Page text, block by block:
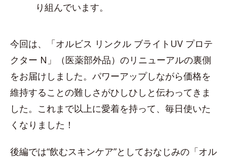
り組んでいます。
今回は、「オルビス リンクル ブライトUV プロテ
クター N」（医薬部外品）のリニューアルの裏側
をお届けしました。パワーアップしながら価格を
維持することの難しさがひしひしと伝わってきま
した。これまで以上に愛着を持って、毎日使いた
くなりました！
後編では“飲むスキンケア”としておなじみの「オル